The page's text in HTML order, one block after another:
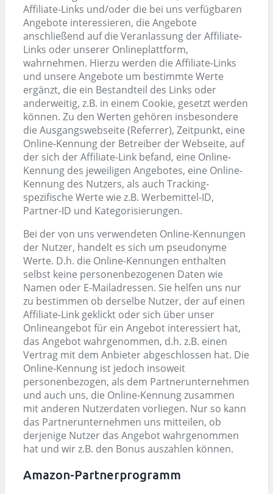
Affiliate-Links und/oder die bei uns verfügbaren
Angebote interessieren, die Angebote
anschließend auf die Veranlassung der Affiliate-
Links oder unserer Onlineplattform,
wahrnehmen. Hierzu werden die Affiliate-Links
und unsere Angebote um bestimmte Werte
ergänzt, die ein Bestandteil des Links oder
anderweitig, z.B. in einem Cookie, gesetzt werden
können. Zu den Werten gehören insbesondere
die Ausgangswebseite (Referrer), Zeitpunkt, eine
Online-Kennung der Betreiber der Webseite, auf
der sich der Affiliate-Link befand, eine Online-
Kennung des jeweiligen Angebotes, eine Online-
Kennung des Nutzers, als auch Tracking-
spezifische Werte wie z.B. Werbemittel-ID,
Partner-ID und Kategorisierungen.
Bei der von uns verwendeten Online-Kennungen
der Nutzer, handelt es sich um pseudonyme
Werte. D.h. die Online-Kennungen enthalten
selbst keine personenbezogenen Daten wie
Namen oder E-Mailadressen. Sie helfen uns nur
zu bestimmen ob derselbe Nutzer, der auf einen
Affiliate-Link geklickt oder sich über unser
Onlineangebot für ein Angebot interessiert hat,
das Angebot wahrgenommen, d.h. z.B. einen
Vertrag mit dem Anbieter abgeschlossen hat. Die
Online-Kennung ist jedoch insoweit
personenbezogen, als dem Partnerunternehmen
und auch uns, die Online-Kennung zusammen
mit anderen Nutzerdaten vorliegen. Nur so kann
das Partnerunternehmen uns mitteilen, ob
derjenige Nutzer das Angebot wahrgenommen
hat und wir z.B. den Bonus auszahlen können.
Amazon-Partnerprogramm